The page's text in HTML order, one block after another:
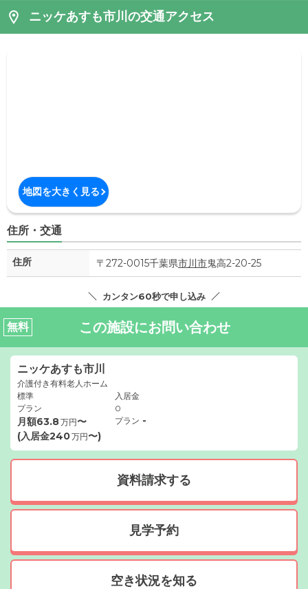
ニッケあすも市川の交通アクセス
地図を大きく見る
住所・交通
住所 〒272-0015千葉県市川市鬼高2-20-25
カンタン60秒で申し込み
無料 この施設にお問い合わせ
ニッケあすも市川
介護付き有料老人ホーム
標準
プラン
月額63.8万円〜
(入居金240万円〜)
入居金
0
プラン -
資料請求する
見学予約
空き状況を知る